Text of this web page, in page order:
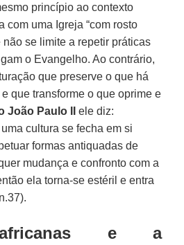
princípio ao contexto
com uma Igreja “com rosto
não se limite a repetir práticas
o Evangelho. Ao contrário,
que preserve o que há
que transforme o que oprime e
João Paulo II
ele diz:
cultura se fecha em si
formas antiquadas de
mudança e confronto com a
ela torna-se estéril e entra
e a